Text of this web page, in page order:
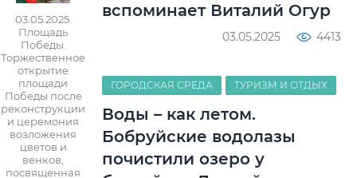
03.05.2025.
Площадь
Победы.
Торжественное
открытие
площади
Победы после
реконструкции
и церемония
возложения
цветов и
венков,
посвященная
вспоминает Виталий Огур
03.05.2025 4413
ГОРОДСКАЯ СРЕДА ТУРИЗМ И ОТДЫХ
Воды – как летом.
Бобруйские водолазы
почистили озеро у